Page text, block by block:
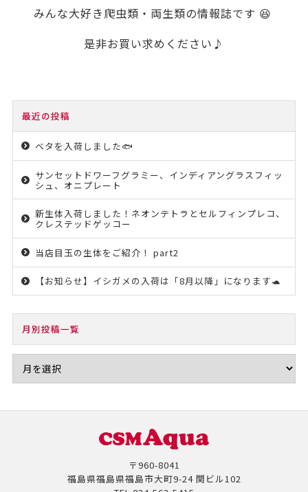
みんな大好き爬虫類・両生類の情報誌です 😆
是非お買い求めください♪
最近の投稿
ベタを入荷しました🐟
サンセットドワーフグラミー、インディアングラスフィッ
シュ、オニプレート
新生体入荷しました！ネオンテトラとセルフィンプレコ、
クレステッドゲッコー
当店目玉の生体をご紹介！ part2
【お知らせ】イシガメの入荷は「8月以降」になります🐢
月別投稿一覧
〒960-8041
福島県福島県福島市大町9-24 関ビル102